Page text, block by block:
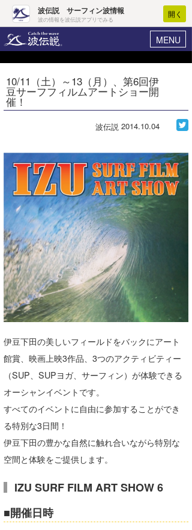
波伝説 サーフィン波情報
波の情報を波伝説アプリでみる
開く
MENU
ヘルプ マイホーム
ログイン
WAVE HUNTER波予想ツール
気象情報
ニュース
サーフィンエリアガイド
会員メニュー
今月のプレゼント
10/11（土）～13（月）、第6回伊
豆サーフフィルムアートショー開
催！
波伝説 2014.10.04
伊豆下田の美しいフィールドをバックにアート
館賞、映画上映3作品、3つのアクティビティー
（SUP、SUPヨガ、サーフィン）が体験できる
オーシャンイベントです。
すべてのイベントに自由に参加することができ
る特別な3日間！
伊豆下田の豊かな自然に触れ合いながら特別な
空間と体験をご提供します。
IZU SURF FILM ART SHOW 6
■開催日時
Core Surf Japan
ファッション/グッズ
アート＆エンタメ
コラム
トラベル
ショップ情報
ショップ情報
湘南
千葉北
千葉南
大阪
沖縄
ウラナミ
お知らせ
その他
VOTE!
サーファーズ